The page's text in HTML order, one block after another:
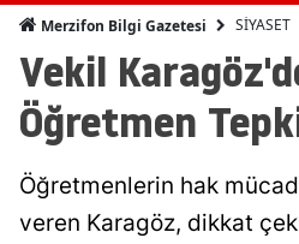
Merzifon Bilgi Gazetesi SİYASET
Vekil
Öğretmen
Öğretmenlerin hak
veren Karagöz, dikkat